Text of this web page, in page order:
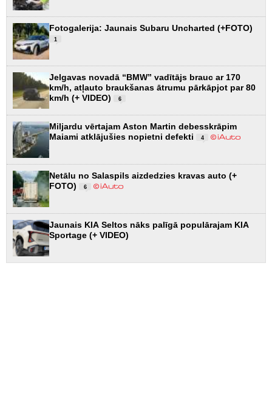
Fotogalerija: Jaunais Subaru Uncharted (+FOTO)
1
Jelgavas novadā “BMW” vadītājs brauc ar 170
km/h, atļauto braukšanas ātrumu pārkāpjot par 80
km/h (+ VIDEO)
6
Miljardu vērtajam Aston Martin debesskrāpim
Maiami atklājušies nopietni defekti
4
Netālu no Salaspils aizdedzies kravas auto (+
FOTO)
6
Jaunais KIA Seltos nāks palīgā populārajam KIA
Sportage (+ VIDEO)